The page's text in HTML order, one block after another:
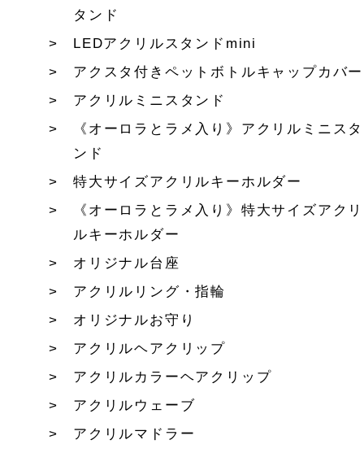
タンド
LEDアクリルスタンドmini
アクスタ付きペットボトルキャップカバー
アクリルミニスタンド
《オーロラとラメ入り》アクリルミニスタ
ンド
特大サイズアクリルキーホルダー
《オーロラとラメ入り》特大サイズアクリ
ルキーホルダー
オリジナル台座
アクリルリング・指輪
オリジナルお守り
アクリルヘアクリップ
アクリルカラーヘアクリップ
アクリルウェーブ
アクリルマドラー